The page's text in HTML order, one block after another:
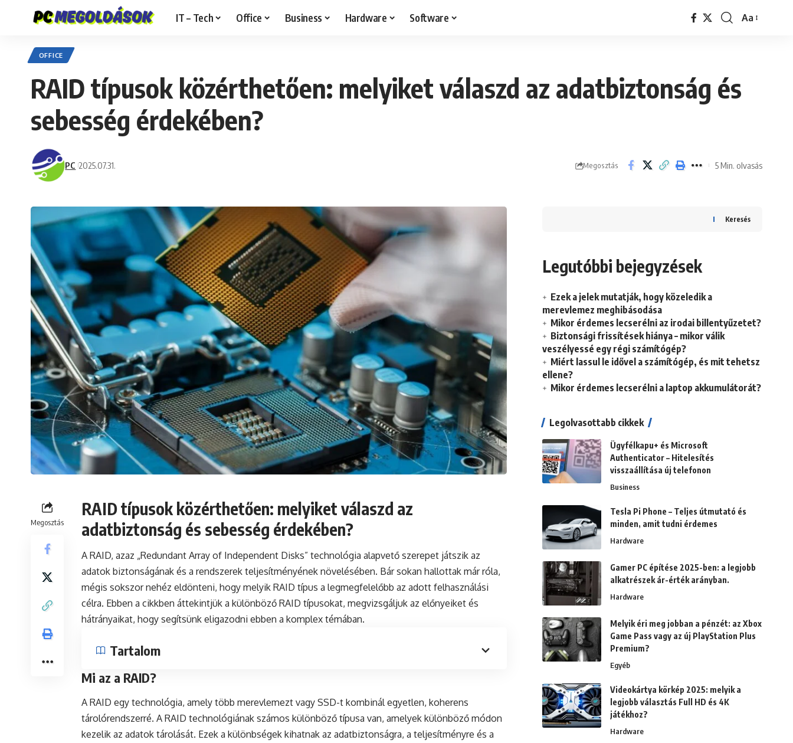
IT – Tech Office Business Hardware Software
Font
Aa
OFFICE
RAID típusok közérthetően: melyiket válaszd az adatbiztonság és
sebesség érdekében?
PC 2025.07.31. Megosztás 5 Min. olvasás
Megosztás
RAID típusok közérthetően: melyiket válaszd az
adatbiztonság és sebesség érdekében?
A RAID, azaz „Redundant Array of Independent Disks” technológia alapvető szerepet játszik az
adatok biztonságának és a rendszerek teljesítményének növelésében. Bár sokan hallottak már róla,
mégis sokszor nehéz eldönteni, hogy melyik RAID típus a legmegfelelőbb az adott felhasználási
célra. Ebben a cikkben áttekintjük a különböző RAID típusokat, megvizsgáljuk az előnyeiket és
hátrányaikat, hogy segítsünk eligazodni ebben a komplex témában.
Tartalom
Mi az a RAID?
A RAID egy technológia, amely több merevlemezt vagy SSD-t kombinál egyetlen, koherens
tárolórendszerré. A RAID technológiának számos különböző típusa van, amelyek különböző módon
kezelik az adatok tárolását. Ezek a különbségek kihatnak az adatbiztonságra, a teljesítményre és a
Keresés
Legutóbbi bejegyzések
Ezek a jelek mutatják, hogy közeledik a
merevlemez meghibásodása
Mikor érdemes lecserélni az irodai billentyűzetet?
Biztonsági frissítések hiánya – mikor válik
veszélyessé egy régi számítógép?
Miért lassul le idővel a számítógép, és mit tehetsz
ellene?
Mikor érdemes lecserélni a laptop akkumulátorát?
Legolvasottabb cikkek
Ügyfélkapu+ és Microsoft
Authenticator – Hitelesítés
visszaállítása új telefonon
Business
Tesla Pi Phone – Teljes útmutató és
minden, amit tudni érdemes
Hardware
Gamer PC építése 2025-ben: a legjobb
alkatrészek ár-érték arányban.
Hardware
Melyik éri meg jobban a pénzét: az Xbox
Game Pass vagy az új PlayStation Plus
Premium?
Egyéb
Videokártya körkép 2025: melyik a
legjobb választás Full HD és 4K
játékhoz?
Hardware